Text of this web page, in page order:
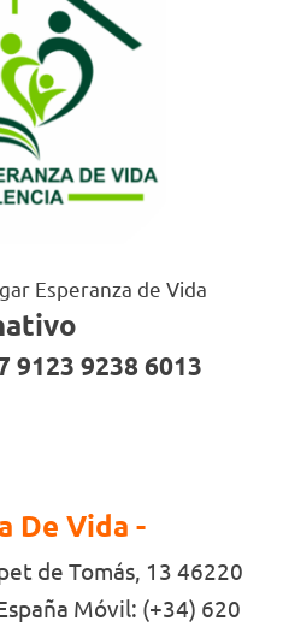
Esperanza de Vida
9123 9238 6013
De Vida -
de Tomás, 13 46220
Móvil: (+34) 620